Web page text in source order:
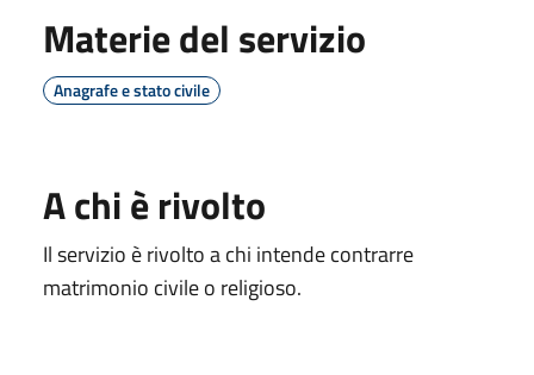
Materie del servizio
Anagrafe e stato civile
A chi è rivolto
Il servizio è rivolto a chi intende contrarre
matrimonio civile o religioso.